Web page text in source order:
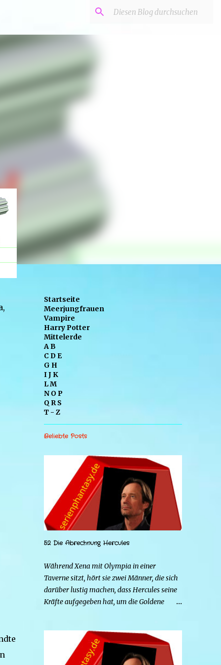
Startseite
Meerjungfrauen
Vampire
Harry Potter
Mittelerde
A B
C D E
G H
I J K
L M
N O P
Q R S
T - Z
Beliebte Posts
52 Die Abrechnung Hercules
Während Xena mit Olympia in einer
Taverne sitzt, hört sie zwei Männer, die sich
darüber lustig machen, dass Hercules seine
Kräfte aufgegeben hat, um die Goldene
Grund zu gehen. Tatsächlich handelt es sich
bei den beiden Männern um Mars und Strife.
Serena ist glücklich mit ihrem neuen Leben